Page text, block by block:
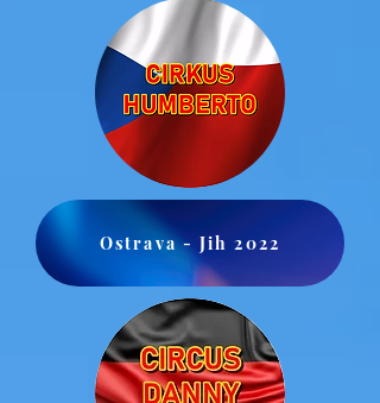
Ostrava - Jih 2022